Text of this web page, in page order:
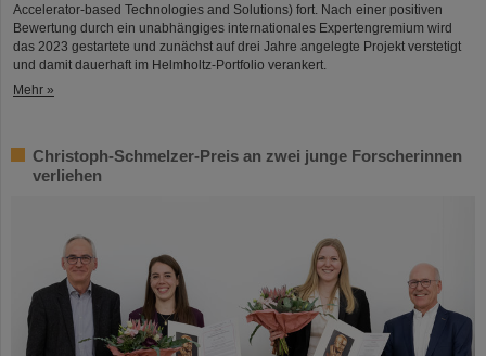
Accelerator-based Technologies and Solutions) fort. Nach einer positiven
Bewertung durch ein unabhängiges internationales Expertengremium wird
das 2023 gestartete und zunächst auf drei Jahre angelegte Projekt verstetigt
und damit dauerhaft im Helmholtz-Portfolio verankert.
Mehr »
Christoph-Schmelzer-Preis an zwei junge Forscherinnen
verliehen